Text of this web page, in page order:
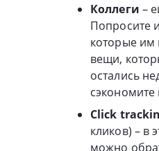
Коллеги –
Попросите
которые им
вещи,
остались
сэкономите
Click
кликов) – в
можно